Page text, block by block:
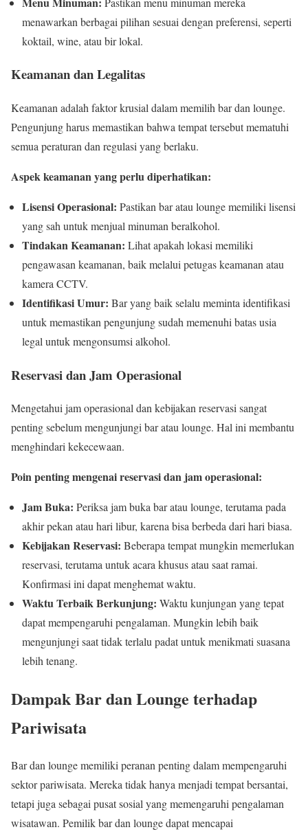
menawarkan berbagai pilihan sesuai dengan preferensi, seperti
koktail, wine, atau bir lokal.
Keamanan dan Legalitas
Keamanan adalah faktor krusial dalam memilih bar dan lounge.
Pengunjung harus memastikan bahwa tempat tersebut mematuhi
semua peraturan dan regulasi yang berlaku.
Aspek keamanan yang perlu diperhatikan:
Lisensi Operasional: Pastikan bar atau lounge memiliki lisensi
yang sah untuk menjual minuman beralkohol.
Tindakan Keamanan: Lihat apakah lokasi memiliki
pengawasan keamanan, baik melalui petugas keamanan atau
kamera CCTV.
Identifikasi Umur: Bar yang baik selalu meminta identifikasi
untuk memastikan pengunjung sudah memenuhi batas usia
legal untuk mengonsumsi alkohol.
Reservasi dan Jam Operasional
Mengetahui jam operasional dan kebijakan reservasi sangat
penting sebelum mengunjungi bar atau lounge. Hal ini membantu
menghindari kekecewaan.
Poin penting mengenai reservasi dan jam operasional:
Jam Buka: Periksa jam buka bar atau lounge, terutama pada
akhir pekan atau hari libur, karena bisa berbeda dari hari biasa.
Kebijakan Reservasi: Beberapa tempat mungkin memerlukan
reservasi, terutama untuk acara khusus atau saat ramai.
Konfirmasi ini dapat menghemat waktu.
Waktu Terbaik Berkunjung: Waktu kunjungan yang tepat
dapat mempengaruhi pengalaman. Mungkin lebih baik
mengunjungi saat tidak terlalu padat untuk menikmati suasana
lebih tenang.
Dampak Bar dan Lounge terhadap
Pariwisata
Bar dan lounge memiliki peranan penting dalam mempengaruhi
sektor pariwisata. Mereka tidak hanya menjadi tempat bersantai,
tetapi juga sebagai pusat sosial yang memengaruhi pengalaman
wisatawan. Pemilik bar dan lounge dapat mencapai